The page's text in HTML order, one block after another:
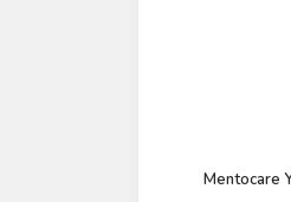
Mentocare